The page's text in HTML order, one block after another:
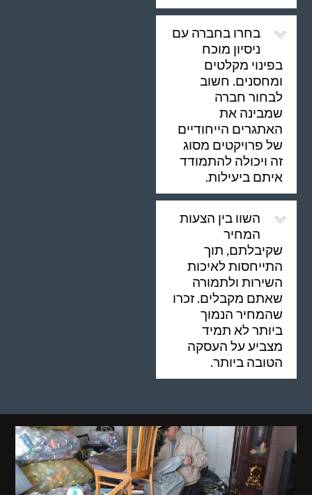
בחרו בחברה עם
ניסיון מוכח
בפינוי מקלטים
ומחסנים. חשוב
לבחור חברה
שמבינה את
האתגרים הייחודיים
של פרויקטים מסוג
זה ויכולה להתמודד
איתם ביעילות.
השוו בין הצעות
המחיר
שקיבלתם, תוך
התייחסות לאיכות
השירות ולתמורה
שאתם מקבלים. זכרו
שהמחיר הנמוך
ביותר לא תמיד
מצביע על העסקה
הטובה ביותר.